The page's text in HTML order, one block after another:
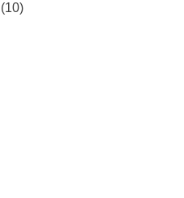
(10)